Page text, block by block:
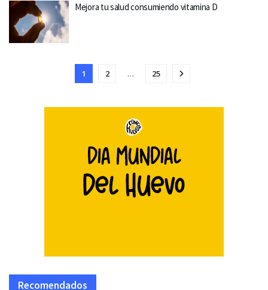
Mejora tu salud consumiendo vitamina D
1 2 … 25
Recomendados